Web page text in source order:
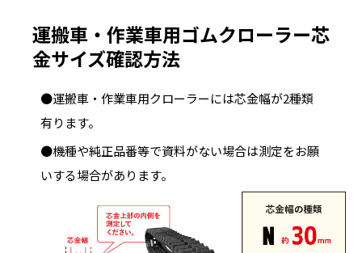
運搬車・作業車用ゴムクローラー芯
金サイズ確認方法
●運搬車・作業車用クローラーには芯金幅が2種類
有ります。
●機種や純正品番等で資料がない場合は測定をお願
いする場合があります。